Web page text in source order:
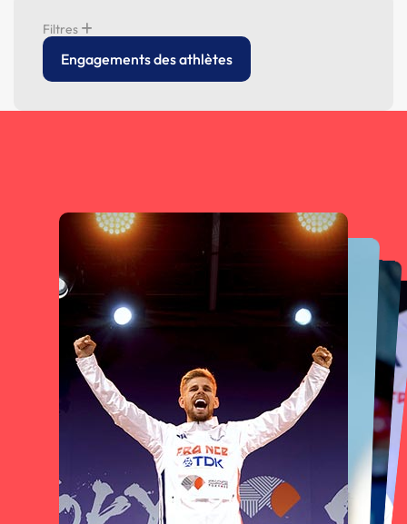
Filtres
Engagements des athlètes